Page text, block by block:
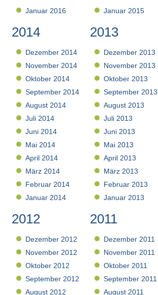
Januar 2016
Januar 2015
2014
Dezember 2014
November 2014
Oktober 2014
September 2014
August 2014
Juli 2014
Juni 2014
Mai 2014
April 2014
März 2014
Februar 2014
Januar 2014
2013
Dezember 2013
November 2013
Oktober 2013
September 2013
August 2013
Juli 2013
Juni 2013
Mai 2013
April 2013
März 2013
Februar 2013
Januar 2013
2012
Dezember 2012
November 2012
Oktober 2012
September 2012
August 2012
2011
Dezember 2011
November 2011
Oktober 2011
September 2011
August 2011